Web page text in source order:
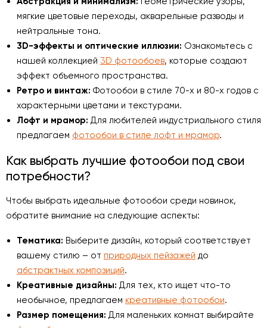
мягкие цветовые переходы, акварельные разводы и
нейтральные тона.
3D-эффекты и оптические иллюзии: Ознакомьтесь с
нашей коллекцией 3D фотообоев, которые создают
эффект объемного пространства.
Ретро и винтаж: Фотообои в стиле 70-х и 80-х годов с
характерными цветами и текстурами.
Лофт и мрамор: Для любителей индустриального стиля
предлагаем фотообои в стиле лофт и мрамор.
Как выбрать лучшие фотообои под свои
потребности?
Чтобы выбрать идеальные фотообои среди новинок,
обратите внимание на следующие аспекты:
Тематика: Выберите дизайн, который соответствует
вашему стилю – от природных пейзажей до
абстрактных композиций.
Креативные дизайны: Для тех, кто ищет что-то
необычное, предлагаем креативные фотообои.
Размер помещения: Для маленьких комнат выбирайте